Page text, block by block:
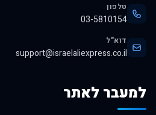
טלפון
03-5810154
דוא"ל
support@israelaliexpress.co.il
למעבר לאתר
לרכישה באלי אקספרס